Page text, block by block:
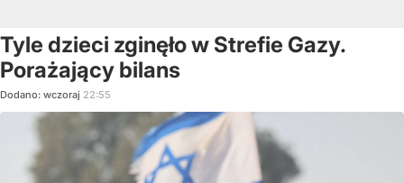
Tyle dzieci zginęło w Strefie Gazy.
Porażający bilans
Dodano: wczoraj 22:55